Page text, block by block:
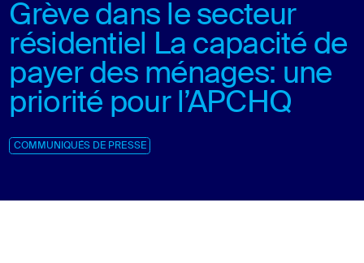
Grève dans le secteur
résidentiel La capacité de
payer des ménages: une
priorité pour l’APCHQ
COMMUNIQUÉS DE PRESSE